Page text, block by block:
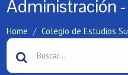
Administración
Home Colegio de Estudios